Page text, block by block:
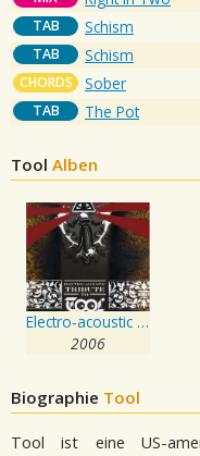
TAB Schism
TAB Schism
CHORDS Sober
TAB The Pot
Tool Alben
Electro-acoustic Tribute To Tool,the
2006
Biographie Tool
Tool ist eine US-